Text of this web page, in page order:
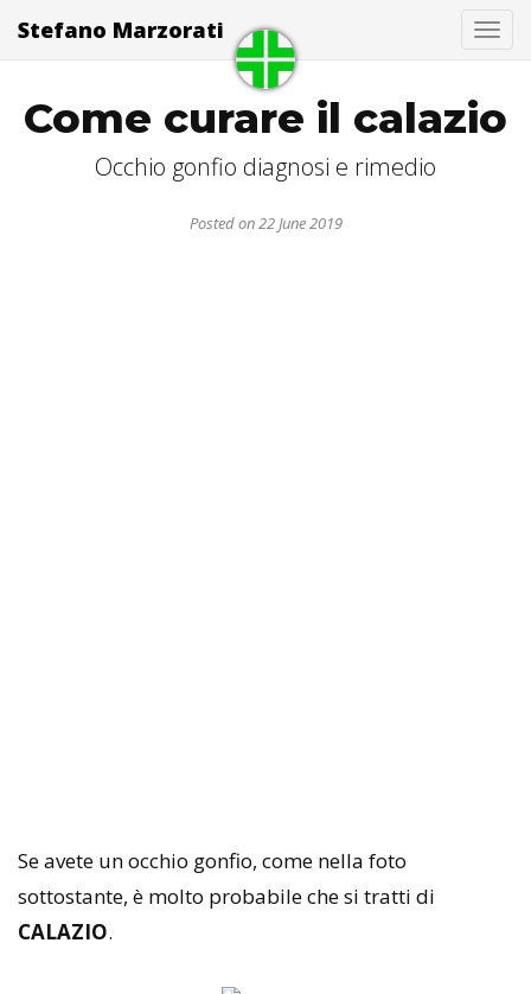
Stefano Marzorati
Come curare il calazio
Occhio gonfio diagnosi e rimedio
Posted on 22 June 2019
Se avete un occhio gonfio, come nella foto
sottostante, è molto probabile che si tratti di
CALAZIO.